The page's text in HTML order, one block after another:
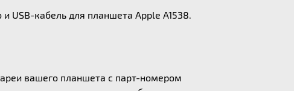
USB-кабель для планшета Apple A1538.
вашего планшета с парт-номером